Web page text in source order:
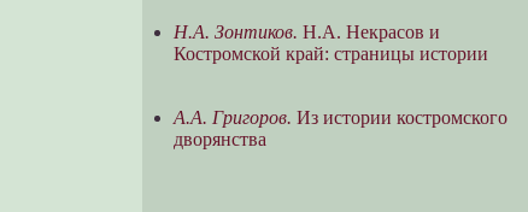
Н.А. Зонтиков. Н.А. Некрасов и
Костромской край: страницы истории
А.А. Григоров. Из истории костромского
дворянства